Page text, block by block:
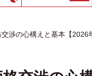
渉の心構えと基本【